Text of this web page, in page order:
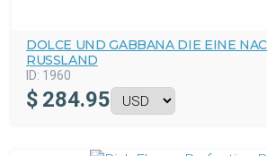
DOLCE UND GABBANA DIE EINE
RUSSLAND
ID: 1960
$ 284.95